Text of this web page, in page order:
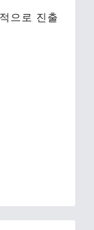
으로 진출